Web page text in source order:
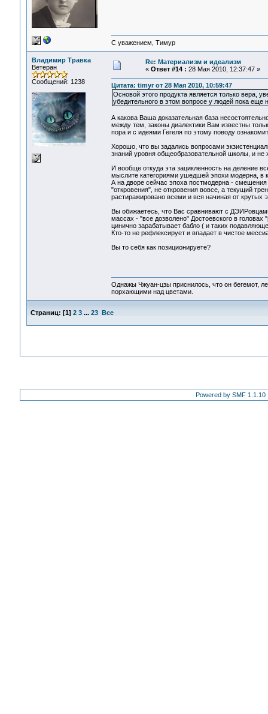
С уважением, Тимур
Владимир Травка
Ветеран
Сообщений: 1238
Re: Материализм и идеализм
« Ответ #14 : 28 Мая 2010, 12:37:47 »
Цитата: timyr от 28 Мая 2010, 10:59:47
Основой этого продукта является только вера,
убедительного в этом вопросе у людей пока еще
А какова Ваша доказательная база
между тем, законы диалектики Вам известны
пора и с идеями Гегеля по этому поводу
Хорошо, что вы задались вопросами
знаний уровня общеобразовательной школы, и не
И вообще откуда эта зацикленность на деление
мыслите категориями ушедшей эпохи модерна, в
А на дворе сейчас эпоха постмодерна -
"откровения", не откровения вовсе, а текущий
растиражировано всеми и вся начиная от
Вы обижаетесь, что Вас сравнивают с
массах - "все дозволено" Достоевского в головах
цинично зарабатывает бабло ( и таких
Кто-то не рефлексирует и впадает в чистое
Вы то себя как позиционируете?
Однажы Чжуан-цзы приснилось, что он бегемот,
порхающими над цветами.
Страниц: [1] 2 3 ... 23 Все
Powered by SMF 1.1.10